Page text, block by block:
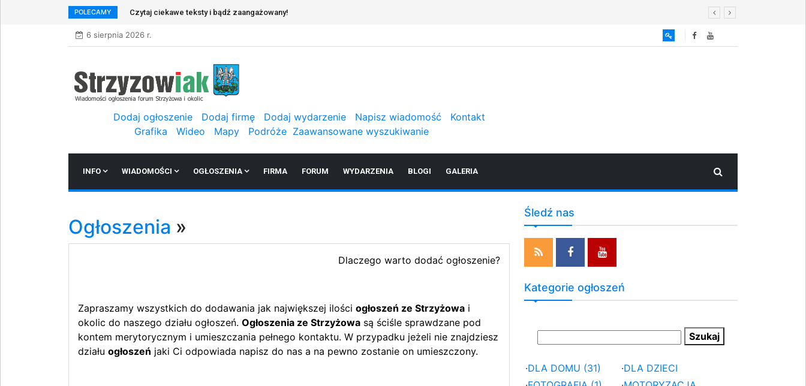
POLECAMY Zapraszamy do rejestracji w naszym serwisie
6 sierpnia 2026 r.
Dodaj ogłoszenie Dodaj firmę Dodaj wydarzenie Napisz wiadomość
Kontakt
Grafika
Wideo Mapy Podróże Zaawansowane wyszukiwanie
INFO WIADOMOŚCI OGŁOSZENIA FIRMA FORUM WYDARZENIA BLOGI GALERIA
Ogłoszenia »
Dlaczego warto dodać ogłoszenie?
Zapraszamy wszystkich do dodawania jak największej ilości ogłoszeń ze Strzyżowa i
okolic do naszego działu ogłoszeń. Ogłoszenia ze Strzyżowa są ściśle sprawdzane pod
kontem merytorycznym i umieszczania pełnego kontaktu. W przypadku jeżeli nie znajdziesz
działu ogłoszeń jaki Ci odpowiada napisz do nas a na pewno zostanie on umieszczony.
Śledź nas
Kategorie ogłoszeń
·DLA DOMU (31) ·DLA DZIECI